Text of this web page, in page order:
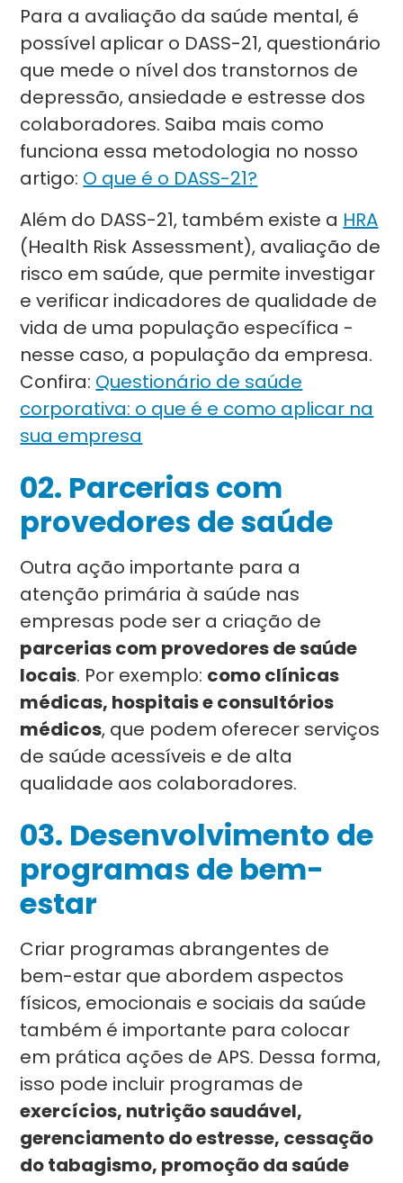
Para a avaliação da saúde mental, é
possível aplicar o DASS-21, questionário
que mede o nível dos transtornos de
depressão, ansiedade e estresse dos
colaboradores. Saiba mais como
funciona essa metodologia no nosso
artigo: O que é o DASS-21?
Além do DASS-21, também existe a HRA
(Health Risk Assessment), avaliação de
risco em saúde, que permite investigar
e verificar indicadores de qualidade de
vida de uma população específica -
nesse caso, a população da empresa.
Confira: Questionário de saúde
corporativa: o que é e como aplicar na
sua empresa
02. Parcerias com
provedores de saúde
Outra ação importante para a
atenção primária à saúde nas
empresas pode ser a criação de
parcerias com provedores de saúde
locais. Por exemplo: como clínicas
médicas, hospitais e consultórios
médicos, que podem oferecer serviços
de saúde acessíveis e de alta
qualidade aos colaboradores.
03. Desenvolvimento de
programas de bem-
estar
Criar programas abrangentes de
bem-estar que abordem aspectos
físicos, emocionais e sociais da saúde
também é importante para colocar
em prática ações de APS. Dessa forma,
isso pode incluir programas de
exercícios, nutrição saudável,
gerenciamento do estresse, cessação
do tabagismo, promoção da saúde